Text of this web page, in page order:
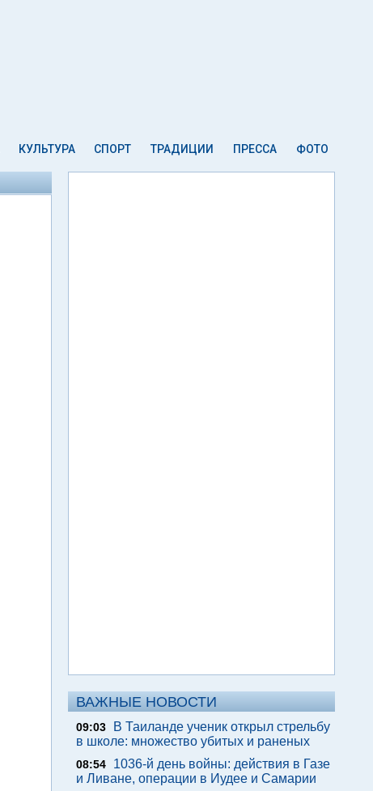
КУЛЬТУРА СПОРТ ТРАДИЦИИ ПРЕССА ФОТО
ВАЖНЫЕ НОВОСТИ
09:03
В Таиланде ученик открыл стрельбу
в школе: множество убитых и раненых
08:54
1036-й день войны: действия в Газе
и Ливане, операции в Иудее и Самарии